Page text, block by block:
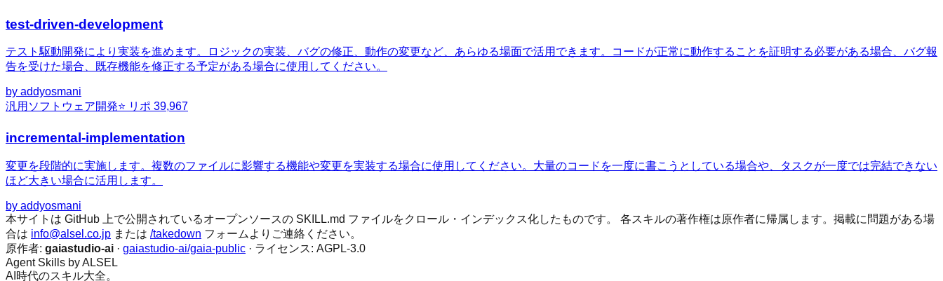
test-driven-development
テスト駆動開発により実装を進めます。ロジックの実装、バグの修正、動作の変更など、あらゆる場面で活用できます。コードが正常に動作することを証明する必要がある場合、バグ報
告を受けた場合、既存機能を修正する予定がある場合に使用してください。
by addyosmani
汎用 ソフトウェア開発⭐ リポ 39,967
incremental-implementation
変更を段階的に実施します。複数のファイルに影響する機能や変更を実装する場合に使用してください。大量のコードを一度に書こうとしている場合や、タスクが一度では完結できない
ほど大きい場合に活用します。
by addyosmani
本サイトは GitHub 上で公開されているオープンソースの SKILL.md ファイルをクロール・インデックス化したものです。 各スキルの著作権は原作者に帰属します。掲載に問題がある場
合は info@alsel.co.jp または /takedown フォームよりご連絡ください。
原作者: gaiastudio-ai · gaiastudio-ai/gaia-public · ライセンス: AGPL-3.0
Agent Skills by ALSEL
AI時代のスキル大全。